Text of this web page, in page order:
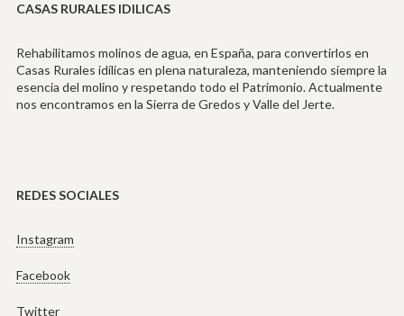
CASAS RURALES IDILICAS
Rehabilitamos molinos de agua, en España, para convertirlos en
Casas Rurales idílicas en plena naturaleza, manteniendo siempre la
esencia del molino y respetando todo el Patrimonio. Actualmente
nos encontramos en la Sierra de Gredos y Valle del Jerte.
REDES SOCIALES
Instagram
Facebook
Twitter